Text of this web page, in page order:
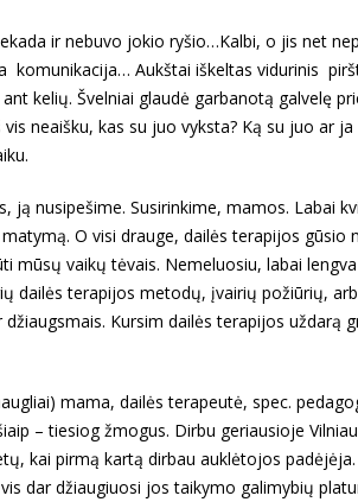
ir nebuvo jokio ryšio…Kalbi, o jis net
Aukštai iškeltas vidurinis
kelių. Švelniai glaudė garbanotą galvelę
neaišku, kas su juo vyksta? Ką su juo ar ja
ją nusipešime. Susirinkime, mamos. Labai
O visi drauge, dailės terapijos gūsio
mūsų vaikų tėvais. Nemeluosiu, labai
dailės terapijos metodų, įvairių požiūrių,
Kursim dailės terapijos uždarą
mama, dailės terapeutė, spec.
– tiesiog žmogus. Dirbu geriausioje
kai pirmą kartą dirbau auklėtojos
dar džiaugiuosi jos taikymo galimybių